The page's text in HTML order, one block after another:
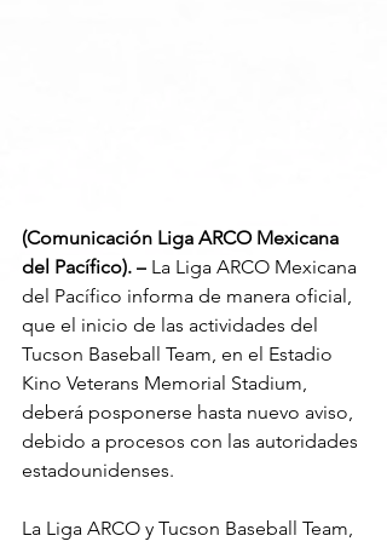
(Comunicación Liga ARCO Mexicana
del Pacífico). – La Liga ARCO Mexicana
del Pacífico informa de manera oficial,
que el inicio de las actividades del
Tucson Baseball Team, en el Estadio
Kino Veterans Memorial Stadium,
deberá posponerse hasta nuevo aviso,
debido a procesos con las autoridades
estadounidenses.
La Liga ARCO y Tucson Baseball Team,